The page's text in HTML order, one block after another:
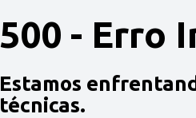
500 - Erro
Estamos
técnicas.